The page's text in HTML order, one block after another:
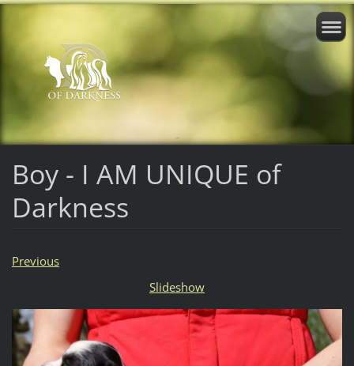
Boy - I AM UNIQUE of
Darkness
Previous
Slideshow